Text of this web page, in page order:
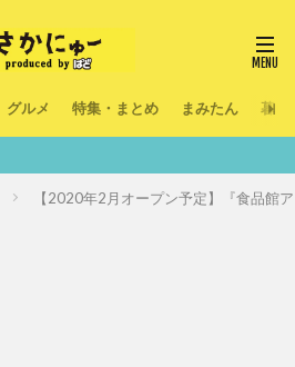
グルメ 特集・まとめ まみたん 暮ら
【2020年2月オープン予定】『食品館